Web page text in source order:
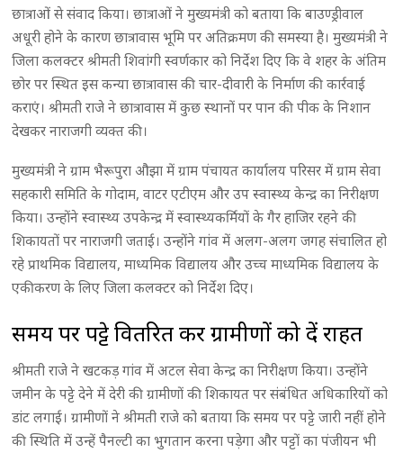
छात्राओं से संवाद किया। छात्राओं ने मुख्यमंत्री को बताया कि बाउण्ड्रीवाल
अधूरी होने के कारण छात्रावास भूमि पर अतिक्रमण की समस्या है। मुख्यमंत्री ने
जिला कलक्टर श्रीमती शिवांगी स्वर्णकार को निर्देश दिए कि वे शहर के अंतिम
छोर पर स्थित इस कन्या छात्रावास की चार-दीवारी के निर्माण की कार्रवाई
कराएं। श्रीमती राजे ने छात्रावास में कुछ स्थानों पर पान की पीक के निशान
देखकर नाराजगी व्यक्त की।
मुख्यमंत्री ने ग्राम भैरूपुरा औझा में ग्राम पंचायत कार्यालय परिसर में ग्राम सेवा
सहकारी समिति के गोदाम, वाटर एटीएम और उप स्वास्थ्य केन्द्र का निरीक्षण
किया। उन्होंने स्वास्थ्य उपकेन्द्र में स्वास्थ्यकर्मियों के गैर हाजिर रहने की
शिकायतों पर नाराजगी जताई। उन्होंने गांव में अलग-अलग जगह संचालित हो
रहे प्राथमिक विद्यालय, माध्यमिक विद्यालय और उच्च माध्यमिक विद्यालय के
एकीकरण के लिए जिला कलक्टर को निर्देश दिए।
समय पर पट्टे वितरित कर ग्रामीणों को दें राहत
श्रीमती राजे ने खटकड़ गांव में अटल सेवा केन्द्र का निरीक्षण किया। उन्होंने
जमीन के पट्टे देने में देरी की ग्रामीणों की शिकायत पर संबंधित अधिकारियों को
डांट लगाई। ग्रामीणों ने श्रीमती राजे को बताया कि समय पर पट्टे जारी नहीं होने
की स्थिति में उन्हें पैनल्टी का भुगतान करना पड़ेगा और पट्टों का पंजीयन भी